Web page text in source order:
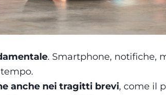
. Smartphone, notifiche,
anche nei tragitti brevi, come il